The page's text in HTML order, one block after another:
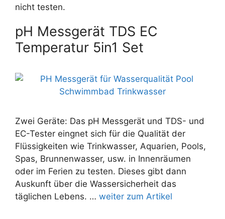
nicht testen.
pH Messgerät TDS EC
Temperatur 5in1 Set
Zwei Geräte: Das pH Messgerät und TDS- und
EC-Tester eingnet sich für die Qualität der
Flüssigkeiten wie Trinkwasser, Aquarien, Pools,
Spas, Brunnenwasser, usw. in Innenräumen
oder im Ferien zu testen. Dieses gibt dann
Auskunft über die Wassersicherheit das
täglichen Lebens. … weiter zum Artikel